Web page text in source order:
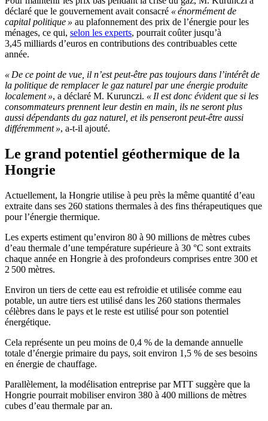
déclaré que le gouvernement avait consacré « énormément de
capital politique » au plafonnement des prix de l’énergie pour les
ménages, ce qui, selon les experts, pourrait coûter jusqu’à
3,45 milliards d’euros en contributions des contribuables cette
année.
« De ce point de vue, il n’est peut-être pas toujours dans l’intérêt de
la politique de remplacer le gaz naturel par une énergie produite
localement », a déclaré M. Kurunczi. « Il est donc évident que si les
consommateurs prennent leur destin en main, ils ne seront plus
aussi dépendants du gaz naturel, et ils penseront peut-être aussi
différemment », a-t-il ajouté.
Le grand potentiel géothermique de la
Hongrie
Actuellement, la Hongrie utilise à peu près la même quantité d’eau
extraite dans ses 260 stations thermales à des fins thérapeutiques que
pour l’énergie thermique.
Les experts estiment qu’environ 80 à 90 millions de mètres cubes
d’eau thermale d’une température supérieure à 30 °C sont extraits
chaque année en Hongrie à des profondeurs comprises entre 300 et
2 500 mètres.
Environ un tiers de cette eau est refroidie et utilisée comme eau
potable, un autre tiers est utilisé dans les 260 stations thermales
célèbres dans le pays et le reste est utilisé pour son potentiel
énergétique.
Cela représente un peu moins de 0,4 % de la demande annuelle
totale d’énergie primaire du pays, soit environ 1,5 % de ses besoins
en énergie de chauffage.
Parallèlement, la modélisation entreprise par MTT suggère que la
Hongrie pourrait mobiliser environ 380 à 400 millions de mètres
cubes d’eau thermale par an.